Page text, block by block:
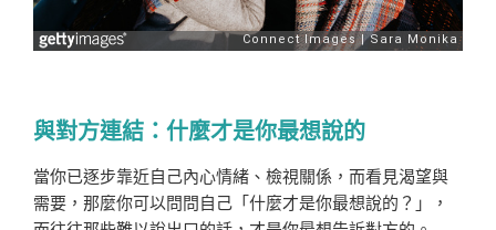
與對方連結：什麼才是你最想說的
當你已逐步靠近自己內心情緒、檢視關係，而看見渴望與
需要，那麼你可以問問自己「什麼才是你最想說的？」，